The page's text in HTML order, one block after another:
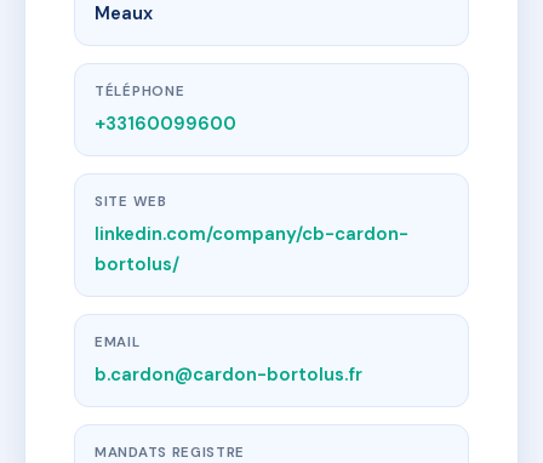
Meaux
TÉLÉPHONE
+33160099600
SITE WEB
linkedin.com/company/cb-cardon-
bortolus/
EMAIL
b.cardon@cardon-bortolus.fr
MANDATS REGISTRE